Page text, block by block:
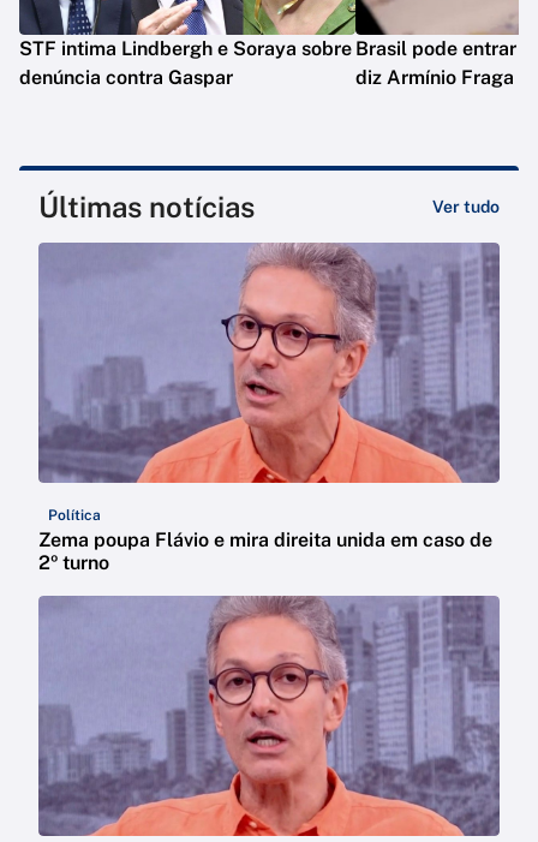
STF intima Lindbergh e Soraya sobre
denúncia contra Gaspar
Brasil pode entrar
diz Armínio Fraga
Últimas notícias Ver tudo
Política
Zema poupa Flávio e mira direita unida em caso de
2º turno